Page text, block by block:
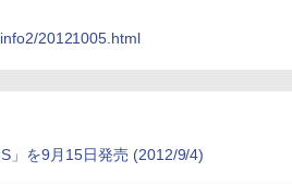
20121005.html
」を9月15日発売 (2012/9/4)